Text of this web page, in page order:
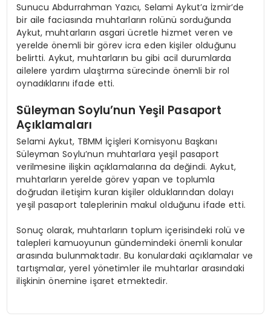
Sunucu Abdurrahman Yazıcı, Selami Aykut’a İzmir’de
bir aile faciasında muhtarların rolünü sorduğunda
Aykut, muhtarların asgari ücretle hizmet veren ve
yerelde önemli bir görev icra eden kişiler olduğunu
belirtti. Aykut, muhtarların bu gibi acil durumlarda
ailelere yardım ulaştırma sürecinde önemli bir rol
oynadıklarını ifade etti.
Süleyman Soylu’nun Yeşil Pasaport
Açıklamaları
Selami Aykut, TBMM İçişleri Komisyonu Başkanı
Süleyman Soylu’nun muhtarlara yeşil pasaport
verilmesine ilişkin açıklamalarına da değindi. Aykut,
muhtarların yerelde görev yapan ve toplumla
doğrudan iletişim kuran kişiler olduklarından dolayı
yeşil pasaport taleplerinin makul olduğunu ifade etti.
Sonuç olarak, muhtarların toplum içerisindeki rolü ve
talepleri kamuoyunun gündemindeki önemli konular
arasında bulunmaktadır. Bu konulardaki açıklamalar ve
tartışmalar, yerel yönetimler ile muhtarlar arasındaki
ilişkinin önemine işaret etmektedir.